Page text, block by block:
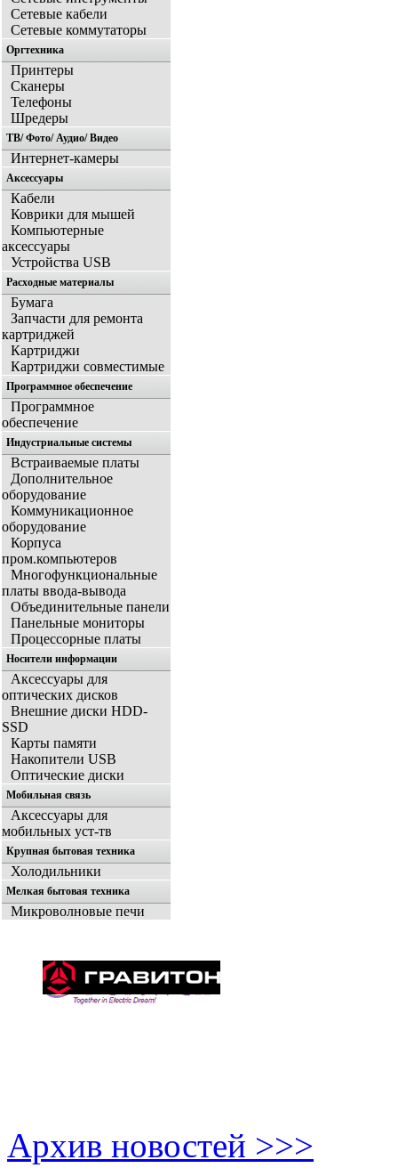
Сетевые кабели
Сетевые коммутаторы
Оргтехника
Принтеры
Сканеры
Телефоны
Шредеры
ТВ/ Фото/ Аудио/ Видео
Интернет-камеры
Аксессуары
Кабели
Коврики для мышей
Компьютерные
аксессуары
Устройства USB
Расходные материалы
Бумага
Запчасти для ремонта
картриджей
Картриджи
Картриджи совместимые
Программное обеспечение
Программное
обеспечение
Индустриальные системы
Встраиваемые платы
Дополнительное
оборудование
Коммуникационное
оборудование
Корпуса
пром.компьютеров
Многофункциональные
платы ввода-вывода
Объединительные панели
Панельные мониторы
Процессорные платы
Носители информации
Аксессуары для
оптических дисков
Внешние диски HDD-
SSD
Карты памяти
Накопители USB
Оптические диски
Мобильная связь
Аксессуары для
мобильных уст-тв
Крупная бытовая техника
Холодильники
Мелкая бытовая техника
Микроволновые печи
Архив новостей >>>